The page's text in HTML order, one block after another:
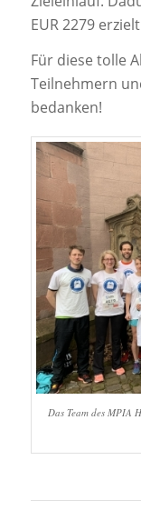
EUR 2279
Für diese tolle
Teilnehmern
bedanken!
Das Team des MPIA